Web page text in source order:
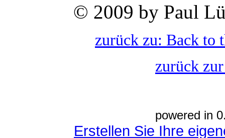
© 2009 by Paul
zurück zu: Back to
zurück
powered in
Erstellen Sie Ihre